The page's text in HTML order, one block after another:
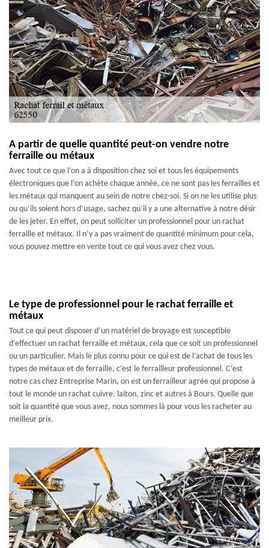
A partir de quelle quantité peut-on vendre notre
ferraille ou métaux
Avec tout ce que l’on a à disposition chez soi et tous les équipements
électroniques que l’on achète chaque année, ce ne sont pas les ferrailles et
les métaux qui manquent au sein de notre chez-soi. Si on ne les utilise plus
ou qu’ils soient hors d’usage, sachez qu’il y a une alternative à notre désir
de les jeter. En effet, on peut solliciter un professionnel pour un rachat
ferraille et métaux. Il n’y a pas vraiment de quantité minimum pour cela,
vous pouvez mettre en vente tout ce qui vous avez chez vous.
Le type de professionnel pour le rachat ferraille et
métaux
Tout ce qui peut disposer d’un matériel de broyage est susceptible
d’effectuer un rachat ferraille et métaux, cela que ce soit un professionnel
ou un particulier. Mais le plus connu pour ce qui est de l’achat de tous les
types de métaux et de ferraille, c’est le ferrailleur professionnel. C’est
notre cas chez Entreprise Marin, on est un ferrailleur agrée qui propose à
tout le monde un rachat cuivre, laiton, zinc et autres à Bours. Quelle que
soit la quantité que vous avez, nous sommes là pour vous les racheter au
meilleur prix.